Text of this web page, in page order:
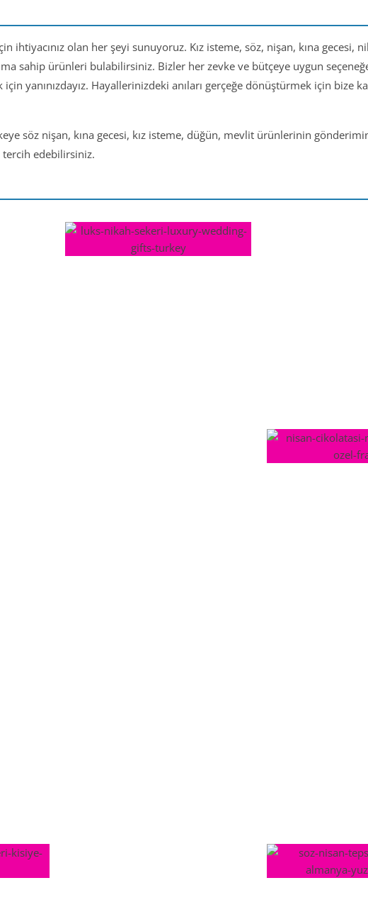
ihtiyacınız olan her şeyi sunuyoruz. Kız isteme, söz, nişan, kına gecesi,
sahip ürünleri bulabilirsiniz. Bizler her zevke ve bütçeye uygun
yanınızdayız. Hayallerinizdeki anıları gerçeğe dönüştürmek için bize
söz nişan, kına gecesi, kız isteme, düğün, mevlit ürünlerinin
tercih edebilirsiniz.